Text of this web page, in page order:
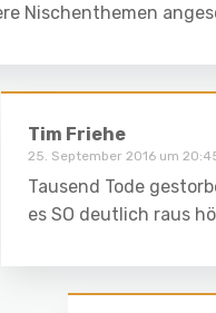
Nischenthemen
Tim Friehe
25. September 2016 um
Tausend Tode
es SO deutlich raus